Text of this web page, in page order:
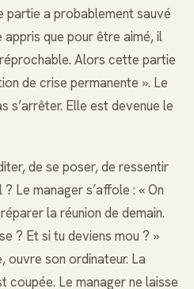
partie a probablement sauvé
que pour être aimé, il
Alors cette partie
de crise permanente ». Le
s’arrêter. Elle est devenue le
de se poser, de ressentir
Le manager s’affole : « On
la réunion de demain.
? Et si tu deviens mou ? »
ouvre son ordinateur. La
coupée. Le manager ne laisse